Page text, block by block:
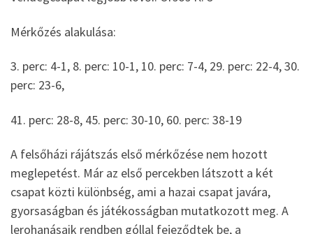
Mérkőzés alakulása:
3. perc: 4-1, 8. perc: 10-1, 10. perc: 7-4, 29. perc: 22-4, 30.
perc: 23-6,
41. perc: 28-8, 45. perc: 30-10, 60. perc: 38-19
A felsőházi rájátszás első mérkőzése nem hozott
meglepetést. Már az első percekben látszott a két
csapat közti különbség, ami a hazai csapat javára,
gyorsaságban és játékosságban mutatkozott meg. A
lerohanásaik rendben góllal fejeződtek be, a